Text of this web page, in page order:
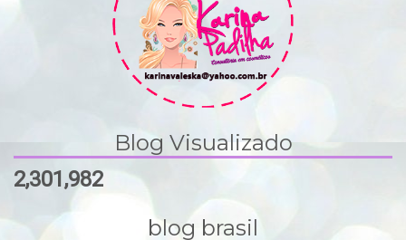
Blog Visualizado
2,301,982
blog brasil